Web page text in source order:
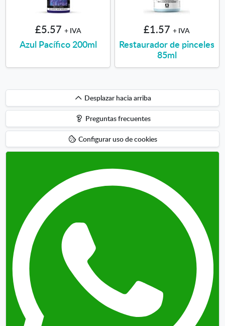
£5.57 + IVA
Azul Pacífico 200ml
£1.57 + IVA
Restaurador de pinceles
85ml
Desplazar
hacia
arriba
Desplazar hacia arriba
Preguntas frecuentes
Configurar uso de cookies